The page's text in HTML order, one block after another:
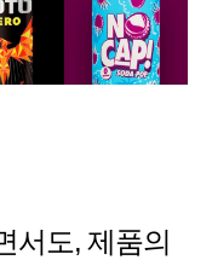
서도, 제품의